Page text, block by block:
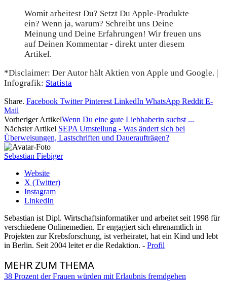
Womit arbeitest Du? Setzt Du Apple-Produkte
ein? Wenn ja, warum? Schreibt uns Deine
Meinung und Deine Erfahrungen! Wir freuen uns
auf Deinen Kommentar - direkt unter diesem
Artikel.
*Disclaimer: Der Autor hält Aktien von Apple und Google. |
Infografik: Statista
Share. Facebook Twitter Pinterest LinkedIn WhatsApp Reddit E-
Mail
Vorheriger ArtikelWenn Du eine gute Liebhaberin suchst ...
Nächster Artikel SEPA Umstellung - Was ändert sich bei
Überweisungen, Lastschriften und Daueraufträgen?
Sebastian Fiebiger
Website
X (Twitter)
Instagram
LinkedIn
Sebastian ist Dipl. Wirtschaftsinformatiker und arbeitet seit 1998 für
verschiedene Onlinemedien. Er engagiert sich ehrenamtlich in
Projekten zur Krebsforschung, ist verheiratet, hat ein Kind und lebt
in Berlin. Seit 2004 leitet er die Redaktion. - Profil
MEHRZUM THEMA
38 Prozent der Frauen würden mit Erlaubnis fremdgehen